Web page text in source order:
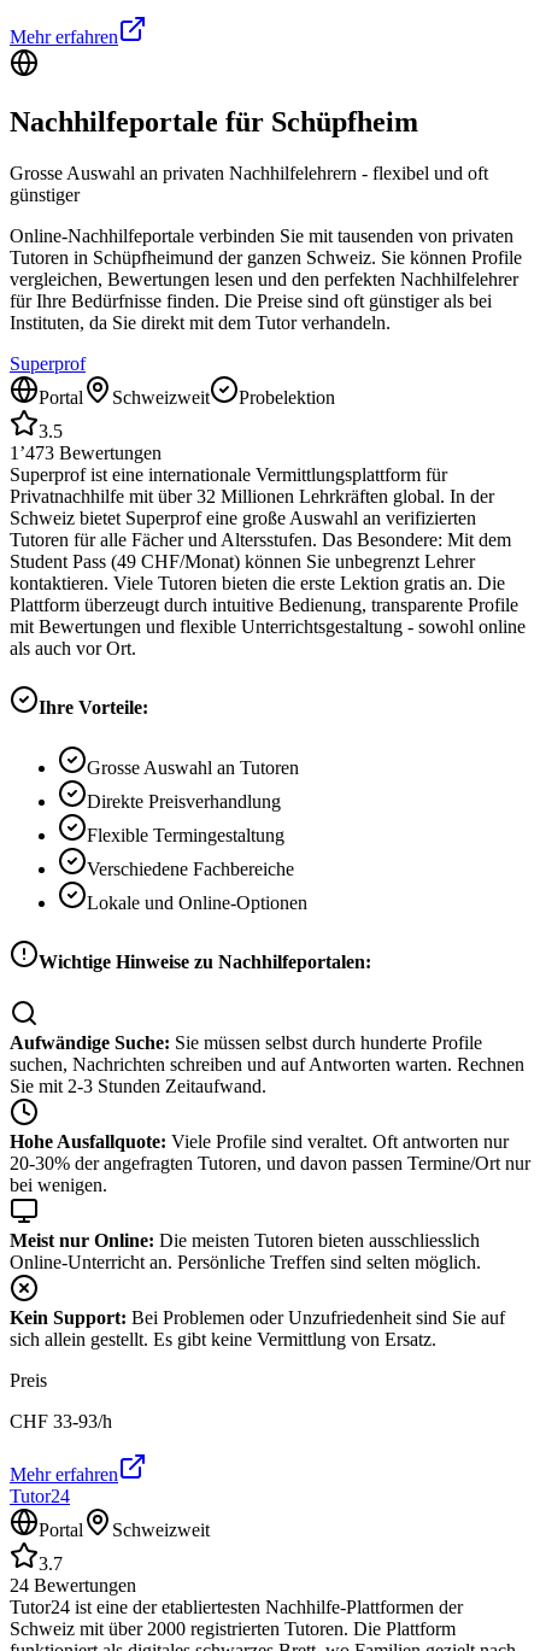
Mehr erfahren
Nachhilfeportale für Schüpfheim
Grosse Auswahl an privaten Nachhilfelehrern - flexibel und oft
günstiger
Online-Nachhilfeportale verbinden Sie mit tausenden von privaten
Tutoren in Schüpfheimund der ganzen Schweiz. Sie können Profile
vergleichen, Bewertungen lesen und den perfekten Nachhilfelehrer
für Ihre Bedürfnisse finden. Die Preise sind oft günstiger als bei
Instituten, da Sie direkt mit dem Tutor verhandeln.
Superprof
Portal
Schweizweit
Probelektion
3.5
1’473 Bewertungen
Superprof ist eine internationale Vermittlungsplattform für
Privatnachhilfe mit über 32 Millionen Lehrkräften global. In der
Schweiz bietet Superprof eine große Auswahl an verifizierten
Tutoren für alle Fächer und Altersstufen. Das Besondere: Mit dem
Student Pass (49 CHF/Monat) können Sie unbegrenzt Lehrer
kontaktieren. Viele Tutoren bieten die erste Lektion gratis an. Die
Plattform überzeugt durch intuitive Bedienung, transparente Profile
mit Bewertungen und flexible Unterrichtsgestaltung - sowohl online
als auch vor Ort.
Ihre Vorteile:
Grosse Auswahl an Tutoren
Direkte Preisverhandlung
Flexible Termingestaltung
Verschiedene Fachbereiche
Lokale und Online-Optionen
Wichtige Hinweise zu Nachhilfeportalen:
Aufwändige Suche: Sie müssen selbst durch hunderte Profile
suchen, Nachrichten schreiben und auf Antworten warten. Rechnen
Sie mit 2-3 Stunden Zeitaufwand.
Hohe Ausfallquote: Viele Profile sind veraltet. Oft antworten nur
20-30% der angefragten Tutoren, und davon passen Termine/Ort nur
bei wenigen.
Meist nur Online: Die meisten Tutoren bieten ausschliesslich
Online-Unterricht an. Persönliche Treffen sind selten möglich.
Kein Support: Bei Problemen oder Unzufriedenheit sind Sie auf
sich allein gestellt. Es gibt keine Vermittlung von Ersatz.
Preis
CHF 33-93/h
Mehr erfahren
Tutor24
Portal
Schweizweit
3.7
24 Bewertungen
Tutor24 ist eine der etabliertesten Nachhilfe-Plattformen der
Schweiz mit über 2000 registrierten Tutoren. Die Plattform